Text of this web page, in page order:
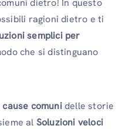
dietro! In questo
ragioni dietro e ti
semplici per
che si distinguano
cause comunidelle storie
al Soluzioni veloci